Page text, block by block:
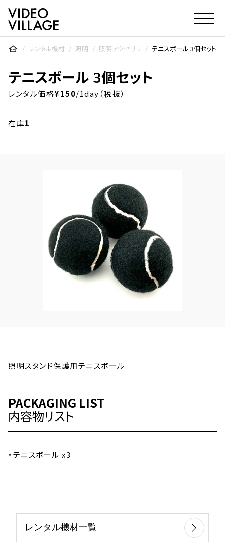
Video Village Inc.
レンタル機材 照明 照明アクセサリ テニスボール 3個セット
テニスボール 3個セット
レンタル価格¥150/1day（税抜）
在庫1
照明スタンド保護用テニスボール
PACKAGING LIST
内容物リスト
・テニスボール x3
レンタル機材一覧